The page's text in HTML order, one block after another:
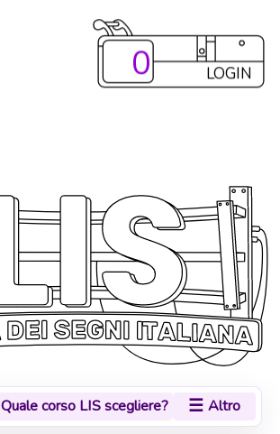
LOGIN
0
Quale corso LIS scegliere? ☰ Altro